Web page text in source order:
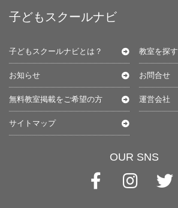
子どもスクールナビ
子どもスクールナビとは？ 教室を探す
お知らせ お問合せ
無料教室掲載をご希望の方 運営会社
サイトマップ
OUR SNS